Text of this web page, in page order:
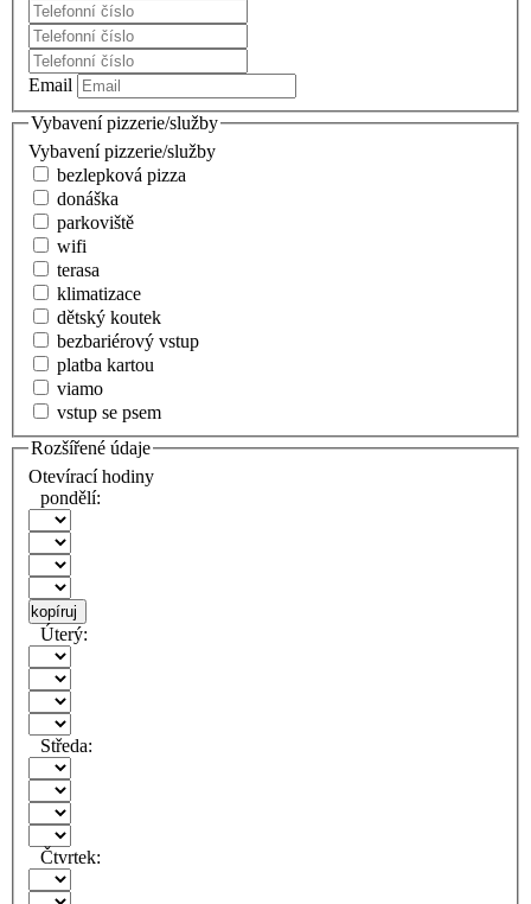
Email
Vybavení pizzerie/služby
Vybavení pizzerie/služby
bezlepková pizza
donáška
parkoviště
wifi
terasa
klimatizace
dětský koutek
bezbariérový vstup
platba kartou
viamo
vstup se psem
Rozšířené údaje
Otevírací hodiny
pondělí:
kopíruj
Úterý:
Středa:
Čtvrtek: